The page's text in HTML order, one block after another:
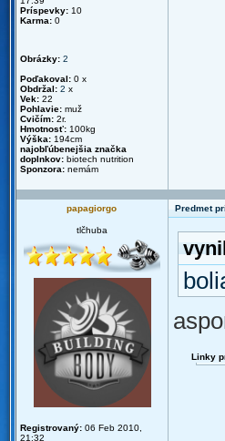
Príspevky: 10
Karma: 0
Obrázky: 2
Poďakoval: 0 x
Obdržal: 2 x
Vek: 22
Pohlavie: muž
Cvičím: 2r.
Hmotnosť: 100kg
Výška: 194cm
najobľúbenejšia značka
doplnkov: biotech nutrition
Sponzora: nemám
papagiorgo Predmet
tlčhuba
Registrovaný: 06 Feb 2010,
21:32
Linky